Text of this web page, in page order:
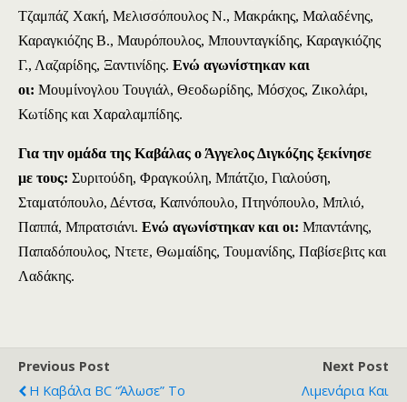
Τζαμπάζ Χακή, Μελισσόπουλος Ν., Μακράκης, Μαλαδένης,
Καραγκιόζης Β., Μαυρόπουλος, Μπουνταγκίδης, Καραγκιόζης
Γ., Λαζαρίδης, Ξαντινίδης. Ενώ αγωνίστηκαν και
οι: Μουμίνογλου Τουγιάλ, Θεοδωρίδης, Μόσχος, Ζικολάρι,
Κωτίδης και Χαραλαμπίδης.
Για την ομάδα της Καβάλας ο Άγγελος Διγκόζης ξεκίνησε
με τους: Συριτούδη, Φραγκούλη, Μπάτζιο, Γιαλούση,
Σταματόπουλο, Δέντσα, Καπνόπουλο, Πτηνόπουλο, Μπλιό,
Παππά, Μπρατσιάνι. Ενώ αγωνίστηκαν και οι: Μπαντάνης,
Παπαδόπουλος, Ντετε, Θωμαίδης, Τουμανίδης, Παβίσεβιτς και
Λαδάκης.
Previous Post
Η Καβάλα BC “άλωσε” Το
Next Post
Λιμενάρια Και